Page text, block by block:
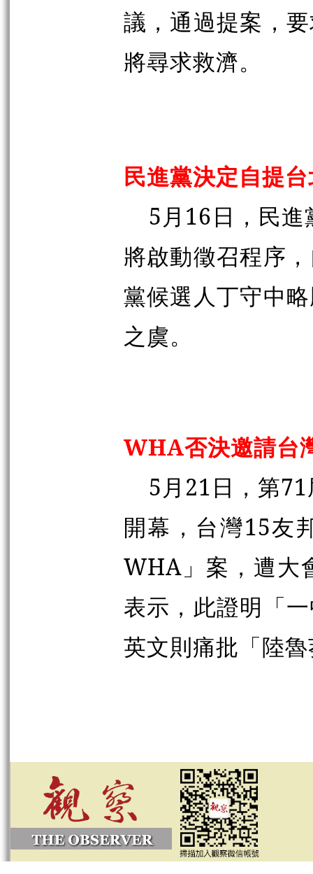
議，通過提案，
將尋求救濟。
民進黨決定自提
5月16日，民
將啟動徵召程序
黨候選人丁守中
之虞。
WHA否決邀請台
5月21日，第
開幕，台灣15友
WHA」案，遭大
表示，此證明「
英文則痛批「陸